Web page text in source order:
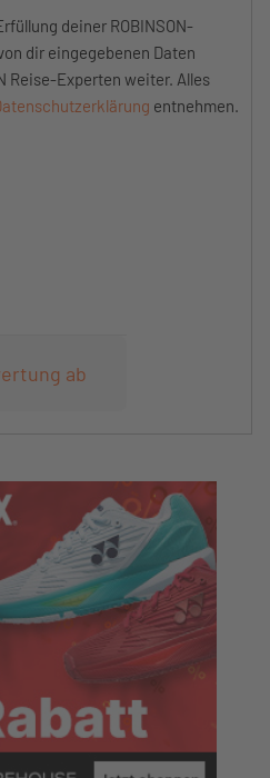
deiner ROBINSON-
dir eingegebenen Daten
Reise-Experten weiter. Alles
entnehmen.
ab